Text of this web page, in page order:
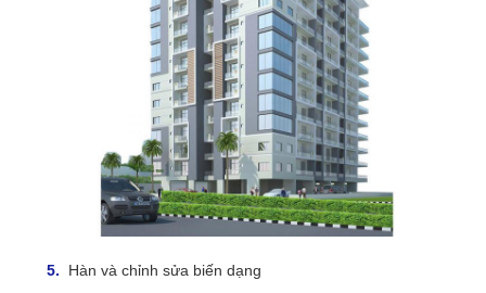
Hàn và chỉnh sửa biến dạng